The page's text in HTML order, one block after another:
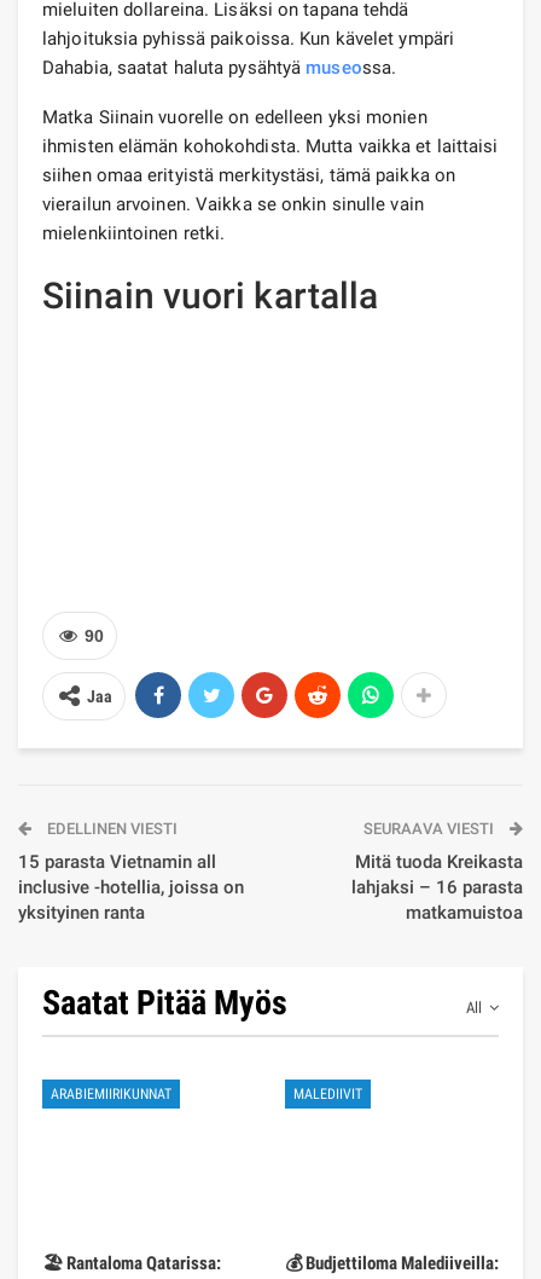
mieluiten dollareina. Lisäksi on tapana tehdä
lahjoituksia pyhissä paikoissa. Kun kävelet ympäri
Dahabia, saatat haluta pysähtyä museossa.
Matka Siinain vuorelle on edelleen yksi monien
ihmisten elämän kohokohdista. Mutta vaikka et laittaisi
siihen omaa erityistä merkitystäsi, tämä paikka on
vierailun arvoinen. Vaikka se onkin sinulle vain
mielenkiintoinen retki.
Siinain vuori kartalla
90
Jaa
EDELLINEN VIESTI
15 parasta Vietnamin all
inclusive -hotellia, joissa on
yksityinen ranta
SEURAAVA VIESTI
Mitä tuoda Kreikasta
lahjaksi – 16 parasta
matkamuistoa
All
Saatat Pitää Myös
ARABIEMIIRIKUNNAT
🏖️ Rantaloma Qatarissa:
MALEDIIVIT
💰 Budjettiloma Malediiveilla: